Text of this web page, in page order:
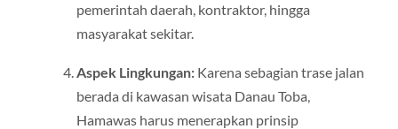
pemerintah daerah, kontraktor, hingga
masyarakat sekitar.
Aspek Lingkungan:Karena sebagian trase jalan
berada di kawasan wisata Danau Toba,
Hamawas harus menerapkan prinsip